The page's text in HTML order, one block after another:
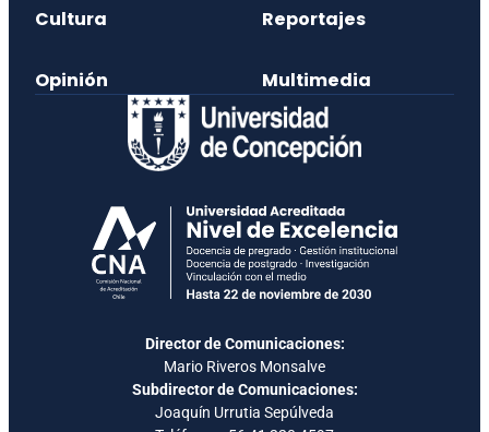
Cultura Reportajes
Opinión Multimedia
Director de Comunicaciones:
Mario Riveros Monsalve
Subdirector de Comunicaciones:
Joaquín Urrutia Sepúlveda